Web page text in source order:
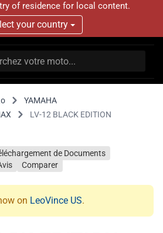
of residence for local content.
your country
YAMAHA
LV-12 BLACK EDITION
de Documents
Comparer
on LeoVince US.